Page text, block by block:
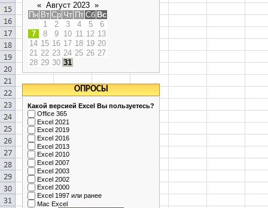
« Август 2023 »
Пн Вт Ср Чт Пт Сб Вс
1
2 3 4 5
6
7
8 9 10 11 12 13
14 15 16 17 18 19 20
21 22 23 24 25 26 27
28 29 30 31
ОПРОСЫ
Какой версией Excel Вы пользуетесь?
Office 365
Excel 2021
Excel 2019
Excel 2016
Excel 2013
Excel 2010
Excel 2007
Excel 2003
Excel 2002
Excel 2000
Excel 1997 или ранее
Mac Excel